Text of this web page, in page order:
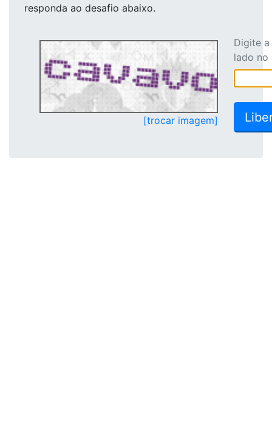
responda ao desafio abaixo.
[trocar imagem]
Digite
lado no